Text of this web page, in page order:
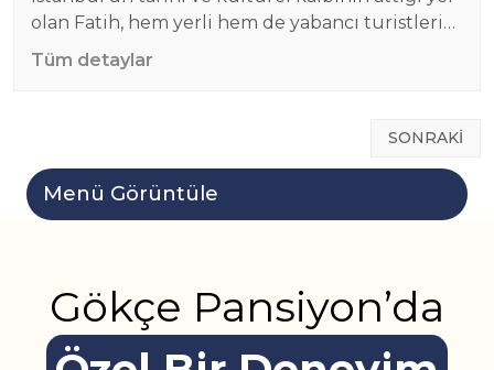
olan Fatih, hem yerli hem de yabancı turistlerin
vazgeçilmez noktalarından biridir. Bu bölge,
sadece tarihi zenginlikleriyle değil, aynı
imkanlarıyla da öne çıkmaktadır. Bu bağlamda
geldiğinizde, çevreye yakın bir pansiyonda
konaklamanız sizin için avantajlı olacaktır.
Tüm detaylar
gezinmesi
SONRAKİ
Menü Görüntüle
Gökçe Pansiyon’da